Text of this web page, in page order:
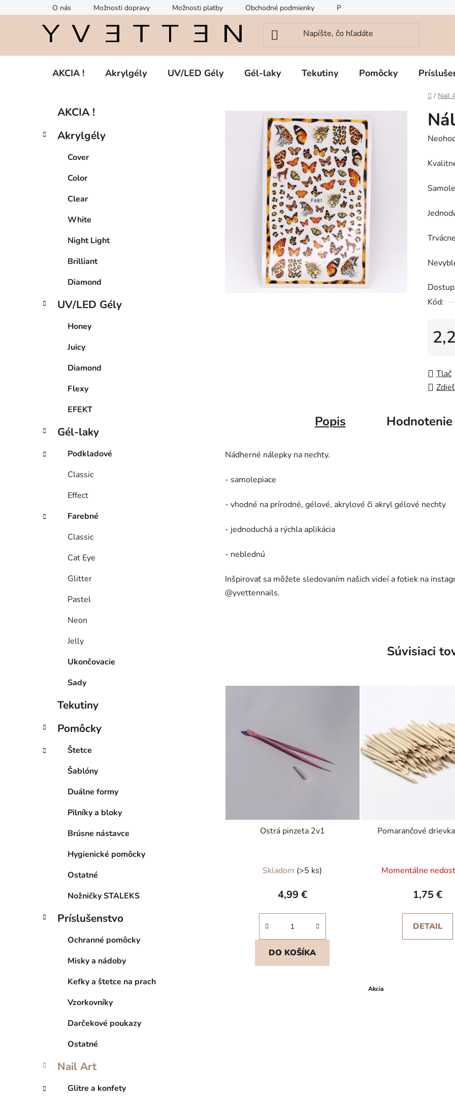
na
O nás Možnosti dopravy Možnosti platby Obchodné podmienky Podmienky ochrany osobných údajov
AKCIA ! Akrylgély UV/LED Gély Gél-laky Tekutiny Pomôcky
Domov
/ Nail
č
Preskočiť
kategórie
e
AKCIA !
Akrylgély
Cover
Color
Clear
White
Night Light
Brilliant
Diamond
UV/LED Gély
Honey
Juicy
Diamond
Flexy
EFEKT
Gél-laky
Podkladové
Classic
Effect
Farebné
Classic
Cat Eye
Glitter
Pastel
Neon
Jelly
Ukončovacie
Sady
Tekutiny
Pomôcky
Štetce
Šablóny
Duálne formy
Pilníky a bloky
Brúsne nástavce
Hygienické pomôcky
Ostatné
Nožničky STALEKS
Príslušenstvo
Ochranné pomôcky
Misky a nádoby
Kefky a štetce na prach
Vzorkovníky
Darčekové poukazy
Ostatné
Nail Art
Glitre a konfety
0,0
Kód:
Tlač
Popis Hodnotenie
Nádherné nálepky na nechty.
- samolepiace
- vhodné na prírodné, gélové, akrylové či akryl gélové nechty
- jednoduchá a rýchla aplikácia
- neblednú
Inšpirovať sa môžete sledovaním našich videí a fotiek na
@yvettennails.
Súvisiaci
Ostrá pinzeta 2v1
Skladom (>5 ks)
4,99 €
DO KOŠÍKA
Pomarančové
Momentálne
1,75 €
DETAIL
Akcia